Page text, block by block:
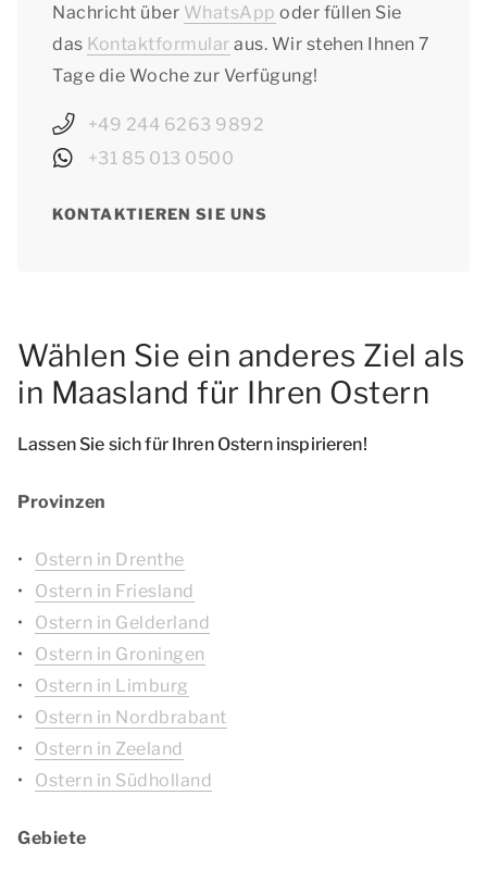
Nachricht über WhatsApp oder füllen Sie
das Kontaktformular aus. Wir stehen Ihnen 7
Tage die Woche zur Verfügung!
+49 244 6263 9892
+31 85 013 0500
KONTAKTIEREN SIE UNS
Wählen Sie ein anderes Ziel als
in Maasland für Ihren Ostern
Lassen Sie sich für Ihren Ostern inspirieren!
Provinzen
Ostern in Drenthe
Ostern in Friesland
Ostern in Gelderland
Ostern in Groningen
Ostern in Limburg
Ostern in Nordbrabant
Ostern in Zeeland
Ostern in Südholland
Gebiete